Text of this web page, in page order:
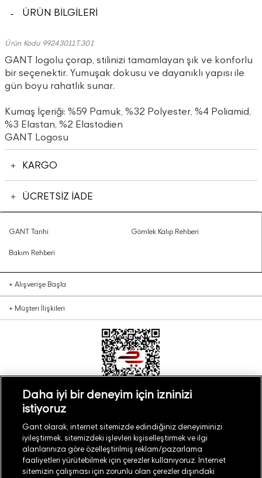
ÜRÜN BİLGİLERİ
Ürün Kodu 99243011T.301
GANT logolu çorap, stilinizi tamamlayan şık ve konforlu
bir seçenektir. Yumuşak dokusu ve dayanıklı yapısı ile
gün boyu rahatlık sunar.
Kumaş İçeriği: %59 Pamuk, %32 Polyester, %4 Poliamid,
%3 Elastan, %2 Elastodien
GANT Logosu
KARGO
ÜCRETSİZ İADE
GANT Tarihi Gömlek Kalıp Rehberi
Bakım Rehberi
+ Alışverişe Başla
+ Müşteri İlişkileri
Türkiye Mağaza Bul
Daha iyi bir deneyim için izninizi
istiyoruz
Gant olarak, internet sitemizde edindiğiniz deneyiminizi
iyileştirmek, sitemizdeki işlevleri kişiselleştirmek ve ilgi
alanlarınıza göre özelleştirilmiş reklam/pazarlama
faaliyetleri yürütebilmek için çerezler kullanıyoruz. İnternet
sitemizin çalışması için zorunlu olan çerezler dışındaki